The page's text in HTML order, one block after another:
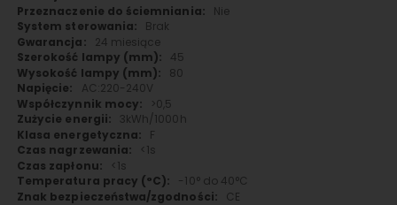
Nie
Brak
24 miesiące
45
80
AC:220-240V
>0,5
3kWh/1000h
F
<1s
<1s
-10° do 40°C
CE